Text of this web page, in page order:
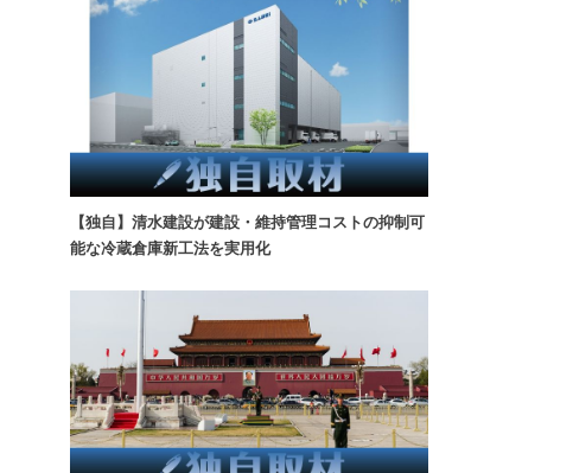
【独自】清水建設が建設・維持管理コストの抑制可
能な冷蔵倉庫新工法を実用化